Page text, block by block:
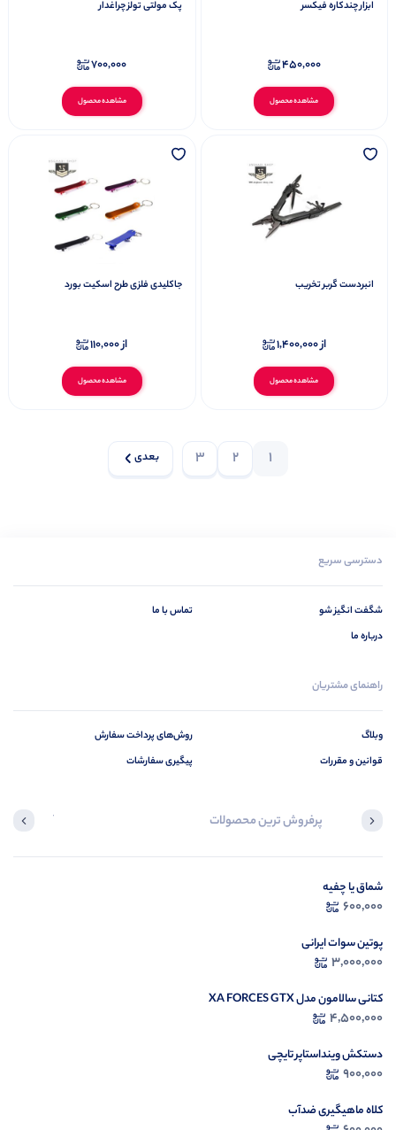
ابزار چندکاره فیکسر
مشاهده محصول
450,000
پک مولتی تولز چراغدار
مشاهده محصول
700,000
انبردست گربر تخریب
مشاهده محصول
از1,400,000
جاکلیدی فلزی طرح اسکیت بورد
مشاهده محصول
از110,000
1
2
3 بعدی
دسترسی سریع
شگفت انگیز شو
درباره ما
تماس با ما
راهنمای مشتریان
وبلاگ
قوانین و مقررات
روش‌های پرداخت سفارش
پیگیری سفارشات
پرفروش ترین محصولات آخرین
شماق یا چفیه
600,000
پوتین سوات ایرانی
3,000,000
کتانی سالامون مدل XA FORCES GTX
4,500,000
دستکش وینداستاپر تایچی
900,000
کلاه ماهیگیری ضدآب